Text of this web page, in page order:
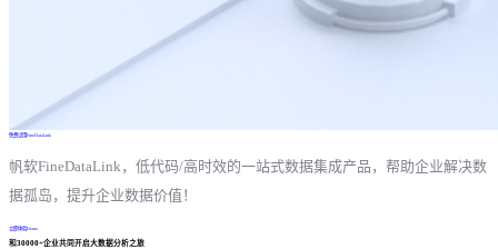
免费试用FineDataLink
帆软FineDataLink，低代码/高时效的一站式数据集成产品，帮助企业解决数
据孤岛，提升企业数据价值！
立即体验Demo
和30000+企业共同开启大数据分析之旅